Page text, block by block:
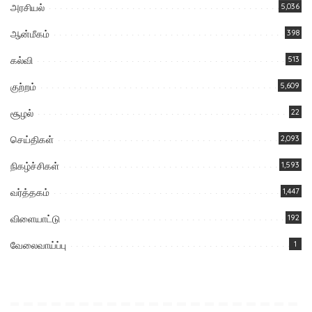
அரசியல் 5,036
ஆன்மீகம் 398
கல்வி 513
குற்றம் 5,609
சூழல் 22
செய்திகள் 2,093
நிகழ்ச்சிகள் 1,593
வர்த்தகம் 1,447
விளையாட்டு 192
வேலைவாய்ப்பு 1